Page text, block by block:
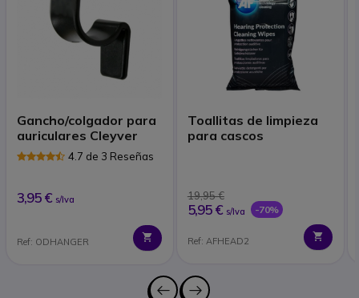
Gancho/colgador para
auriculares Cleyver
4.7 de 3 Reseñas
3,95 € s/Iva
Ref: ODHANGER
Toallitas de limpieza
para cascos
19,95 €
5,95 € s/Iva -70%
Ref: AFHEAD2